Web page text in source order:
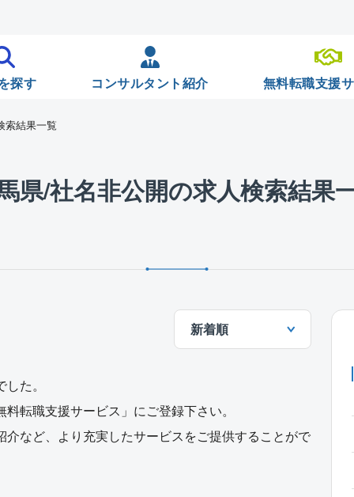
探す コンサルタント紹介 無料転職支援
県/社名非公開の求人検索結果
新着順
た。
転職支援サービス」にご登録下さい。
など、より充実したサービスをご提供することがで
索結果一覧